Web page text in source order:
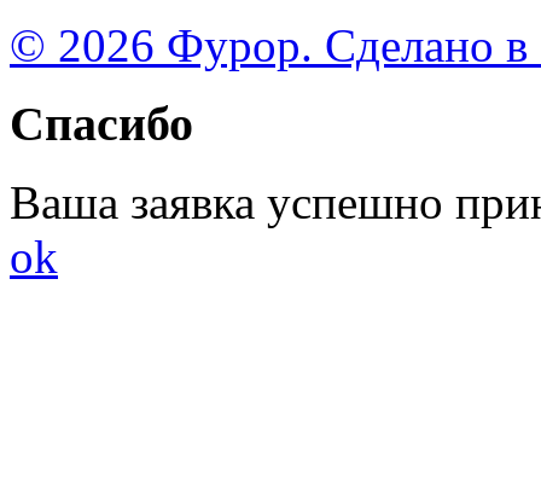
© 2026 Фурор. Сделано в
Спасибо
Ваша заявка успешно
ok